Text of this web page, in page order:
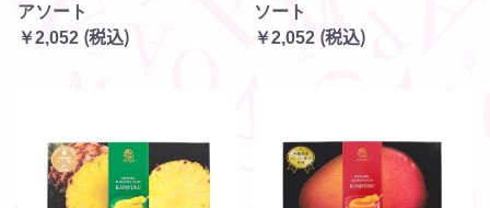
アソート
￥2,052 (税込)
ソート
￥2,052 (税込)